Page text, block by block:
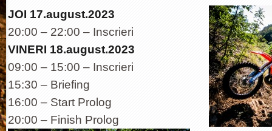
JOI 17.august.2023
20:00 – 22:00 – Inscrieri
VINERI 18.august.2023
09:00 – 15:00 – Inscrieri
15:30 – Briefing
16:00 – Start Prolog
20:00 – Finish Prolog